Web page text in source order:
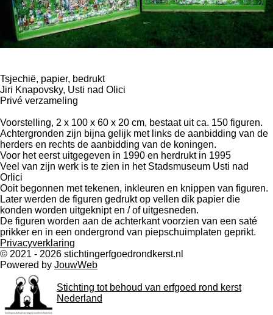
Tsjechië, papier, bedrukt
Jiri Knapovsky, Usti nad Olici
Privé verzameling
Voorstelling, 2 x 100 x 60 x 20 cm, bestaat uit ca. 150 figuren.
Achtergronden zijn bijna gelijk met links de aanbidding van de
herders en rechts de aanbidding van de koningen.
Voor het eerst uitgegeven in 1990 en herdrukt in 1995
Veel van zijn werk is te zien in het Stadsmuseum Usti nad
Orlici
Ooit begonnen met tekenen, inkleuren en knippen van figuren.
Later werden de figuren gedrukt op vellen dik papier die
konden worden uitgeknipt en / of uitgesneden.
De figuren worden aan de achterkant voorzien van een saté
prikker en in een ondergrond van piepschuimplaten geprikt.
Privacyverklaring
© 2021 - 2026 stichtingerfgoedrondkerst.nl
Powered by JouwWeb
Stichting tot behoud van erfgoed rond kerst
Nederland